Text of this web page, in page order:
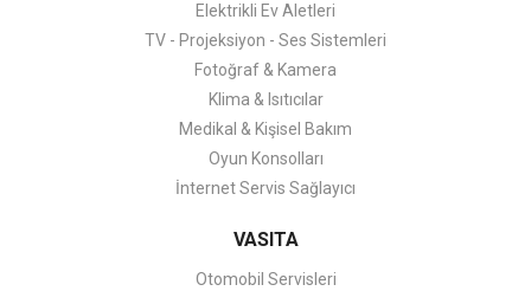
Elektrikli Ev Aletleri
TV - Projeksiyon - Ses Sistemleri
Fotoğraf & Kamera
Klima & Isıtıcılar
Medikal & Kişisel Bakım
Oyun Konsolları
İnternet Servis Sağlayıcı
VASITA
Otomobil Servisleri